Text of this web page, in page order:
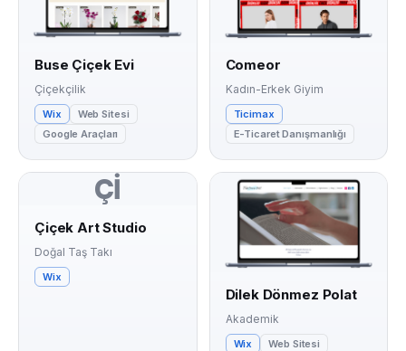
Buse Çiçek Evi
Çiçekçilik
Wix
Web Sitesi
Google Araçları
Comeor
Kadın-Erkek Giyim
Ticimax
E-Ticaret Danışmanlığı
Çİ
Çiçek Art Studio
Doğal Taş Takı
Wix
Dilek Dönmez Polat
Akademik
Wix
Web Sitesi